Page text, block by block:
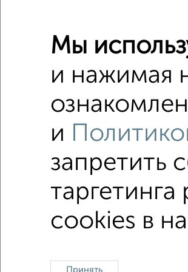
Однокомнатные
Мы
и нажимая
и
запретить
cookies в
Принять